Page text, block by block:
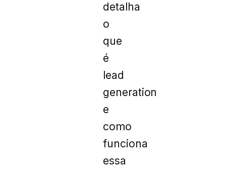
detalha
o
que
é
lead
generation
e
como
funciona
essa